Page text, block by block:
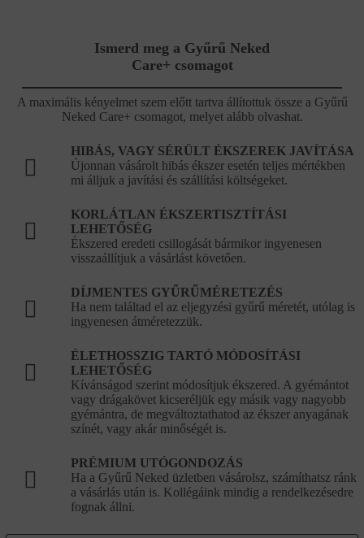
Ismerd meg a Gyűrű Neked
Care+ csomagot
A maximális kényelmet szem előtt tartva állítottuk össze a Gyűrű
Neked Care+ csomagot, melyet alább olvashat.
HIBÁS, VAGY SÉRÜLT ÉKSZEREK JAVÍTÁSA
Újonnan vásárolt hibás ékszer esetén teljes mértékben
mi álljuk a javítási és szállítási költségeket.
KORLÁTLAN ÉKSZERTISZTÍTÁSI
LEHETŐSÉG
Ékszered eredeti csillogását bármikor ingyenesen
visszaállítjuk a vásárlást követően.
DÍJMENTES GYŰRŰMÉRETEZÉS
Ha nem találtad el az eljegyzési gyűrű méretét, utólag is
ingyenesen átméretezzük.
ÉLETHOSSZIG TARTÓ MÓDOSÍTÁSI
LEHETŐSÉG
Kívánságod szerint módosítjuk ékszered. A gyémántot
vagy drágakövet kicseréljük egy másik vagy nagyobb
gyémántra, de megváltoztathatod az ékszer anyagának
színét, vagy akár minőségét is.
PRÉMIUM UTÓGONDOZÁS
Ha a Gyűrű Neked üzletben vásárolsz, számíthatsz ránk
a vásárlás után is. Kollégáink mindig a rendelkezésedre
fognak állni.